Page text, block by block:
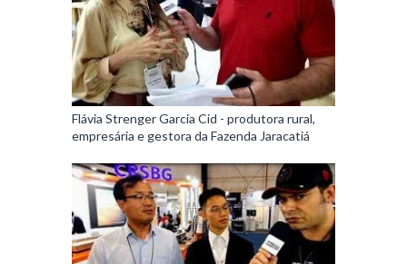
Flávia Strenger Garcia Cid - produtora rural,
empresária e gestora da Fazenda Jaracatiá